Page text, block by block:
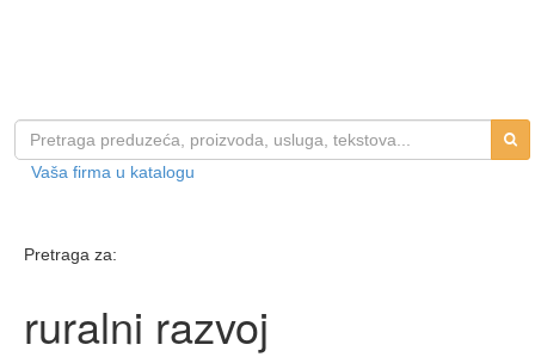
Vaša firma u katalogu
Pretraga za:
ruralni razvoj